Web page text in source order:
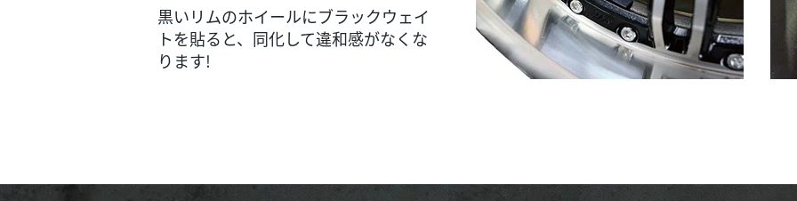
黒いリムのホイールにブラックウェイ
トを貼ると、同化して違和感がなくな
ります!